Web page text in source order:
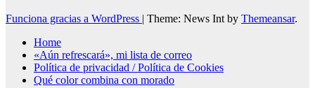
Funciona gracias a WordPress | Theme: News Int by Themeansar.
Home
«Aún refrescará», mi lista de correo
Política de privacidad / Política de Cookies
Qué color combina con morado